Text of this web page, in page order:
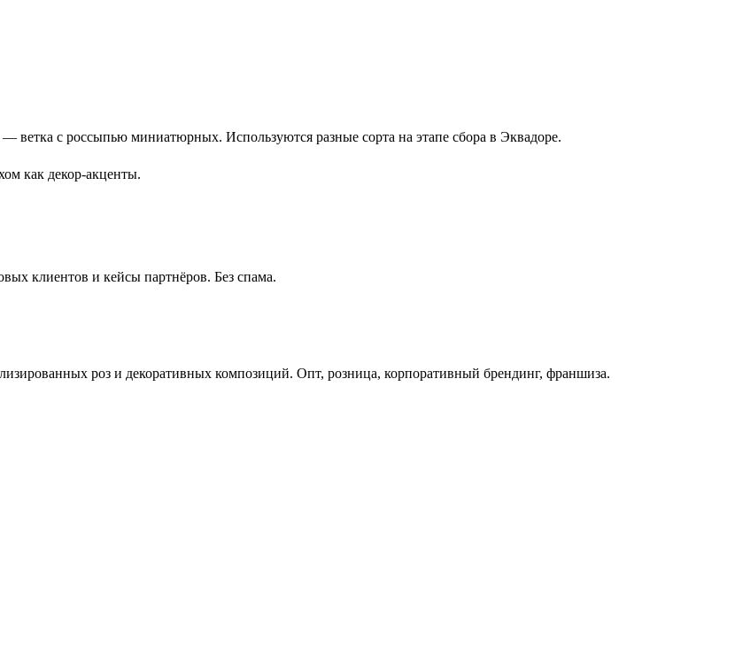
с россыпью миниатюрных. Используются разные сорта на этапе сбора в Эквадоре.
как декор-акценты.
клиентов и кейсы партнёров. Без спама.
роз и декоративных композиций. Опт, розница, корпоративный брендинг, франшиза.